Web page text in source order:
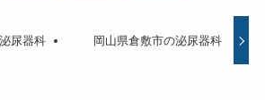
尿器科 岡山県倉敷市の泌尿器科